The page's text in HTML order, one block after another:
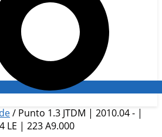
/ Punto 1.3 JTDM | 2010.04 - |
LE | 223 A9.000